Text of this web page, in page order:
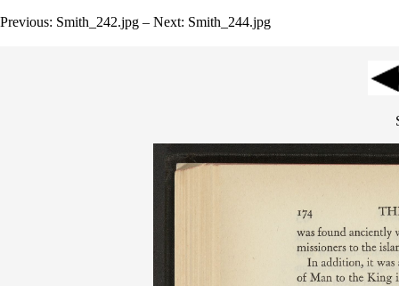
Previous: Smith_242.jpg – Next: Smith_244.jpg